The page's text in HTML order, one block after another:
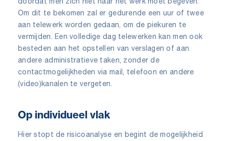
Om dit te bekomen zal er gedurende een uur of twee
aan telewerk worden gedaan, om de piekuren te
vermijden. Een volledige dag telewerken kan men ook
besteden aan het opstellen van verslagen of aan
andere administratieve taken, zonder de
contactmogelijkheden via mail, telefoon en andere
(video)kanalen te vergeten.
Op individueel vlak
Hier stopt de risicoanalyse en begint de mogelijkheid